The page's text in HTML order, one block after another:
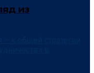
из